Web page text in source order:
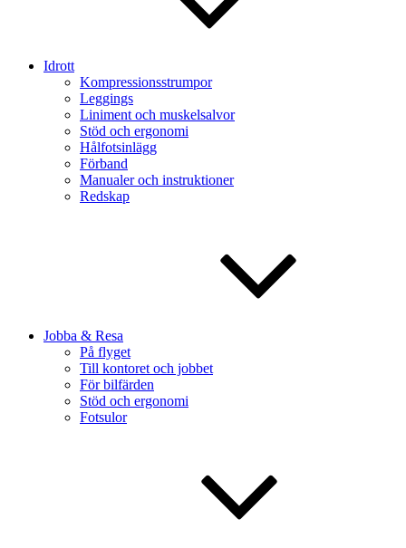
Idrott
Kompressionsstrumpor
Leggings
Liniment och muskelsalvor
Stöd och ergonomi
Hålfotsinlägg
Förband
Manualer och instruktioner
Redskap
Jobba & Resa
På flyget
Till kontoret och jobbet
För bilfärden
Stöd och ergonomi
Fotsulor